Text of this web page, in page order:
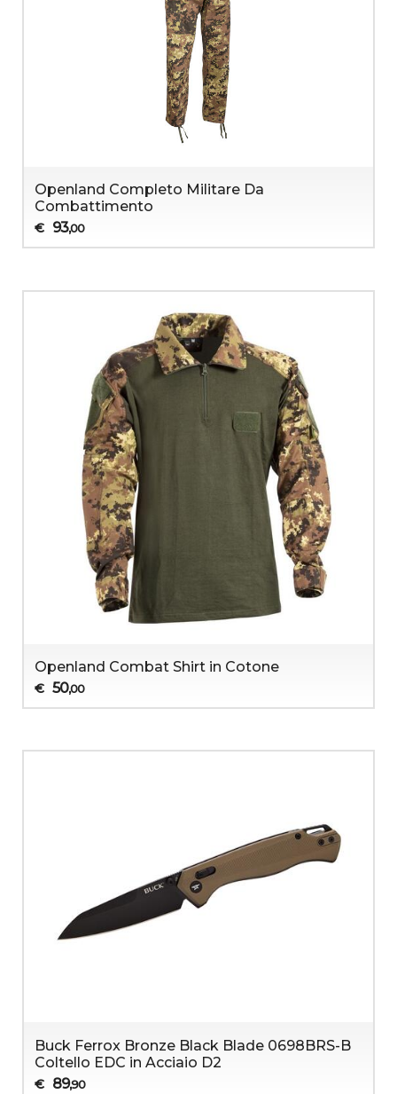
Openland Completo Militare Da
Combattimento
€ 93,00
Openland Combat Shirt in Cotone
€ 50,00
Buck Ferrox Bronze Black Blade 0698BRS-B
Coltello EDC in Acciaio D2
€ 89,90